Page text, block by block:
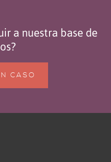
a nuestra base de
CASO